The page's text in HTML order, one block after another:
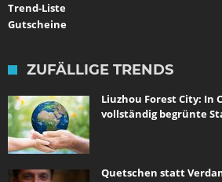
Trend-Liste
Gutscheine
ZUFÄLLIGE TRENDS
Liuzhou Forest City: In
vollständig begrünte
Quetschen statt